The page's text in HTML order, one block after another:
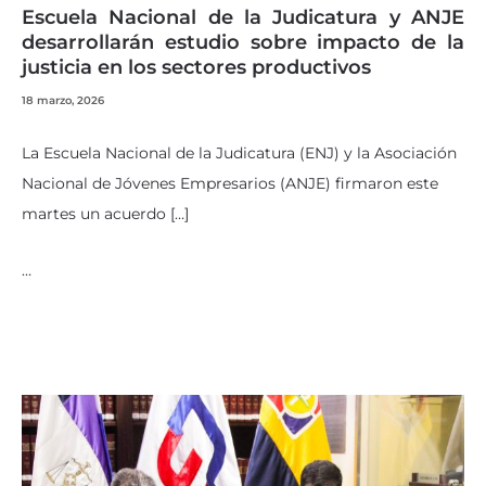
Escuela Nacional de la Judicatura y ANJE
desarrollarán estudio sobre impacto de la
justicia en los sectores productivos
18 marzo, 2026
La Escuela Nacional de la Judicatura (ENJ) y la Asociación
Nacional de Jóvenes Empresarios (ANJE) firmaron este
martes un acuerdo […]
…